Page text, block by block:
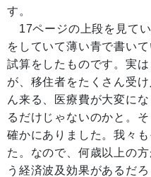
す。
17ページの上段を見て
をしていて薄い青で書い
試算をしたものです。実
が、移住者をたくさん受
ん来る、医療費が大変に
るだけじゃないのかと。
確かにありました。我々
た。なので、何歳以上の
う経済波及効果があるだ